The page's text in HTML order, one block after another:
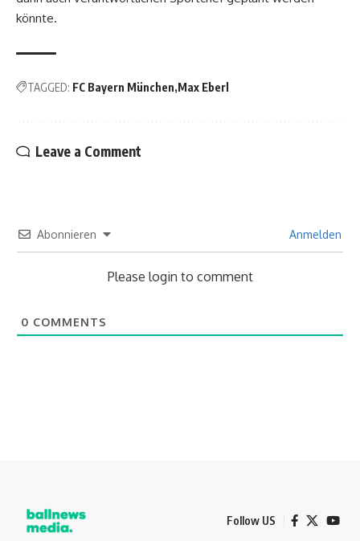
könnte.
TAGGED: FC Bayern München Max Eberl
Leave a Comment
Abonnieren Anmelden
Please login to comment
0 COMMENTS
Follow US